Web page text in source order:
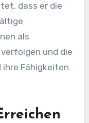
dass er die
als
und die
ihre Fähigkeiten